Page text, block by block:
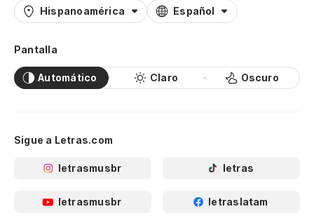
Hispanoamérica Español
Pantalla
Automático Claro Oscuro
Sigue a Letras.com
letrasmusbr letras
letrasmusbr letraslatam